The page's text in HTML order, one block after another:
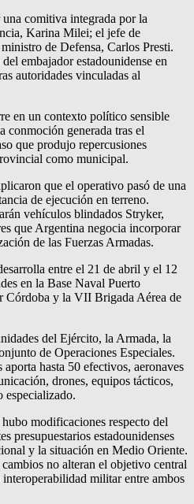
comitiva integrada por la
Karina Milei; el jefe de
de Defensa, Carlos Presti.
embajador estadounidense en
autoridades vinculadas al
en un contexto político sensible
conmoción generada tras el
que produjo repercusiones
como municipal.
que el operativo pasó de una
de ejecución en terreno.
vehículos blindados Stryker,
que Argentina negocia incorporar
de las Fuerzas Armadas.
entre el 21 de abril y el 12
en la Base Naval Puerto
y la VII Brigada Aérea de
del Ejército, la Armada, la
de Operaciones Especiales.
hasta 50 efectivos, aeronaves
drones, equipos tácticos,
especializado.
modificaciones respecto del
presupuestarios estadounidenses
y la situación en Medio Oriente.
no alteran el objetivo central
militar entre ambos